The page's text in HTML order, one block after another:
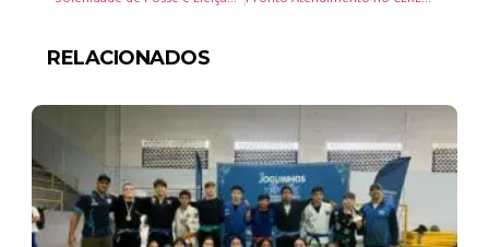
RELACIONADOS